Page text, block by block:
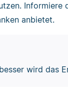
anbietet.
wird das